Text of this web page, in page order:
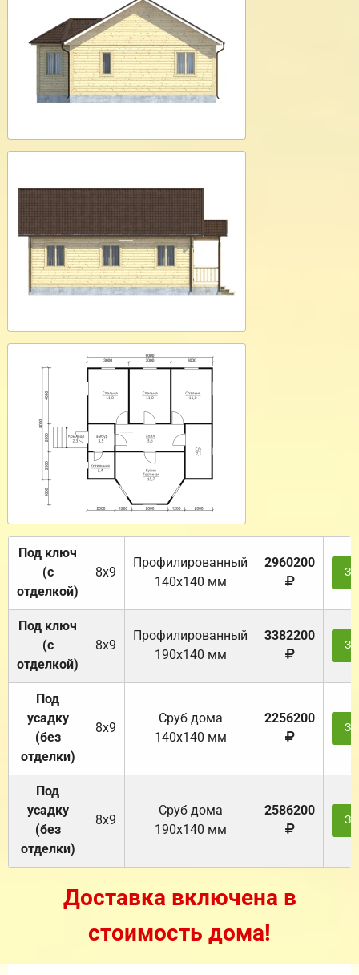
Под ключ
(с
отделкой)
8х9
Профилированный
140х140 мм
2960200
Под ключ
(с
отделкой)
8х9
Профилированный
190х140 мм
3382200
Под
усадку
(без
отделки)
8х9
Cруб дома
140х140 мм
2256200
Под
усадку
(без
отделки)
8х9
Cруб дома
190х140 мм
2586200
Доставка включена в
стоимость дома!